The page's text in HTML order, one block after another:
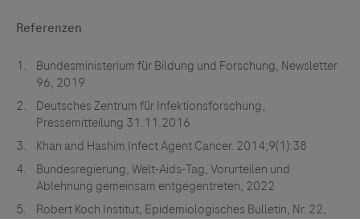
Referenzen
Bundesministerium für Bildung und Forschung, Newsletter
96, 2019
Deutsches Zentrum für Infektionsforschung,
Pressemitteilung 31.11.2016
Khan and Hashim Infect Agent Cancer. 2014;9(1):38
Bundesregierung, Welt-Aids-Tag, Vorurteilen und
Ablehnung gemeinsam entgegentreten, 2022
Robert Koch Institut, Epidemiologisches Bulletin, Nr. 22,